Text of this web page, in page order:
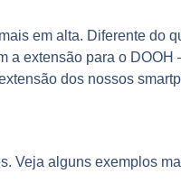
em alta. Diferente do
a extensão para o
dos nossos
Veja alguns exemplos